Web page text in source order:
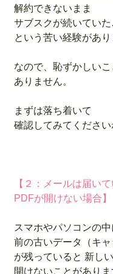
解約できないまま
サブスクが続いてい
という苦い経験があり
なので、恥ずかしい
ありません。
まずは落ち着いて
確認してみてください
【２：メールは届い
PDFが開けない場合】
スマホやパソコンの中
前の古いデータ（キャ
が残っていると 新し
開けないことがありま